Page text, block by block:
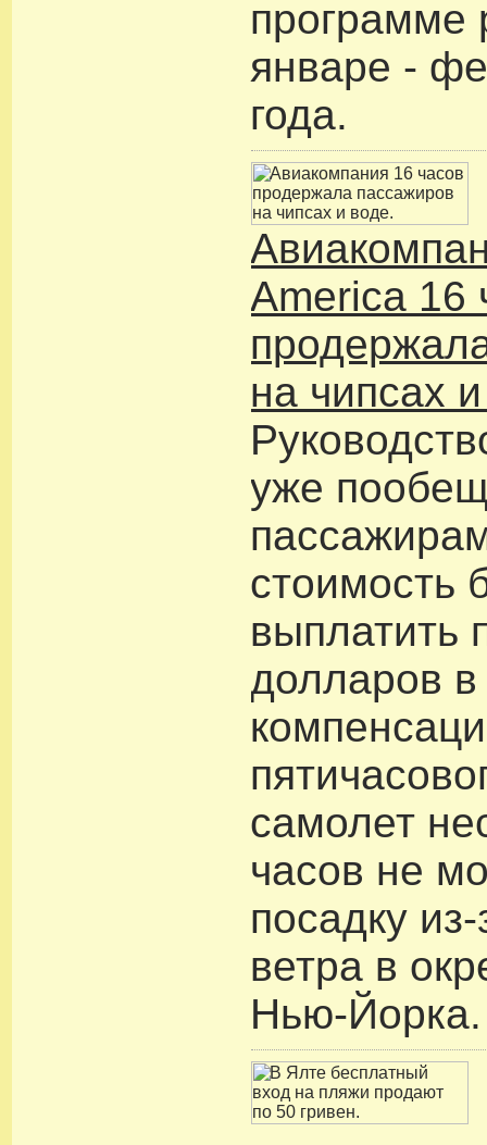
программе
январе -
года.
America 16
на чипсах
уже
стоимость
выплатить
долларов в
самолет
часов не
посадку
ветра в
Нью-Йорка.